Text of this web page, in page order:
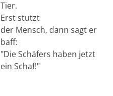
Tier.
Erst stutzt
der Mensch, dann sagt er
baff:
"Die Schäfers haben jetzt
ein Schaf!"